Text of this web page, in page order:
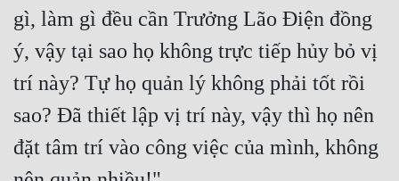
Mưu Mô
Mạt Thế
Mỹ Thực
Ngôn Tình
Ngược
gì, làm gì đều cần Trưởng Lão Điện đồng
ý, vậy tại sao họ không trực tiếp hủy bỏ vị
trí này? Tự họ quản lý không phải tốt rồi
sao? Đã thiết lập vị trí này, vậy thì họ nên
đặt tâm trí vào công việc của mình, không